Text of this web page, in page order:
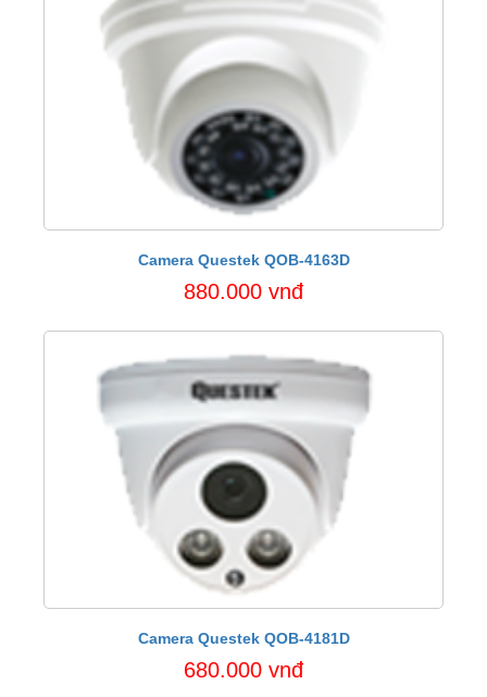
Camera Questek QOB-4163D
880.000 vnđ
Camera Questek QOB-4181D
680.000 vnđ